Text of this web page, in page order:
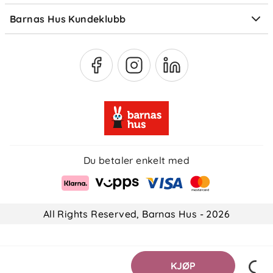
Barnas Hus Kundeklubb
Medlemsvilkår
Du betaler enkelt med
All Rights Reserved, Barnas Hus - 2026
KJØP